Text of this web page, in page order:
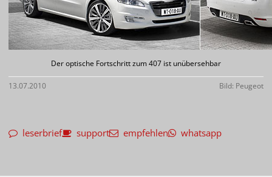
Der optische Fortschritt zum 407 ist unübersehbar
13.07.2010 Bild: Peugeot
leserbrief support empfehlen whatsapp